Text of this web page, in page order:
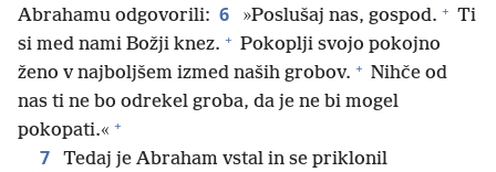
Abrahamu odgovorili: 6 »Poslušaj nas, gospod. + Ti
si med nami Božji knez. + Pokoplji svojo pokojno
ženo v najboljšem izmed naših grobov. + Nihče od
nas ti ne bo odrekel groba, da je ne bi mogel
pokopati.« +
7
Tedaj je Abraham vstal in se priklonil